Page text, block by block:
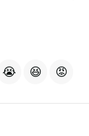
😭 😆 😡